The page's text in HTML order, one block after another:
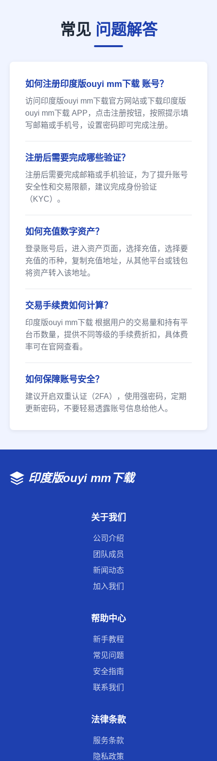
常见 问题解答
如何注册印度版ouyi mm下载 账号？
访问印度版ouyi mm下载官方网站或下载印度版
ouyi mm下载 APP，点击注册按钮，按照提示填
写邮箱或手机号，设置密码即可完成注册。
注册后需要完成哪些验证？
注册后需要完成邮箱或手机验证，为了提升账号
安全性和交易限额，建议完成身份验证
（KYC）。
如何充值数字资产？
登录账号后，进入资产页面，选择充值，选择要
充值的币种，复制充值地址，从其他平台或钱包
将资产转入该地址。
交易手续费如何计算？
印度版ouyi mm下载 根据用户的交易量和持有平
台币数量，提供不同等级的手续费折扣，具体费
率可在官网查看。
如何保障账号安全？
建议开启双重认证（2FA），使用强密码，定期
更新密码，不要轻易透露账号信息给他人。
印度版ouyi mm下载
关于我们
公司介绍
团队成员
新闻动态
加入我们
帮助中心
新手教程
常见问题
安全指南
联系我们
法律条款
服务条款
隐私政策